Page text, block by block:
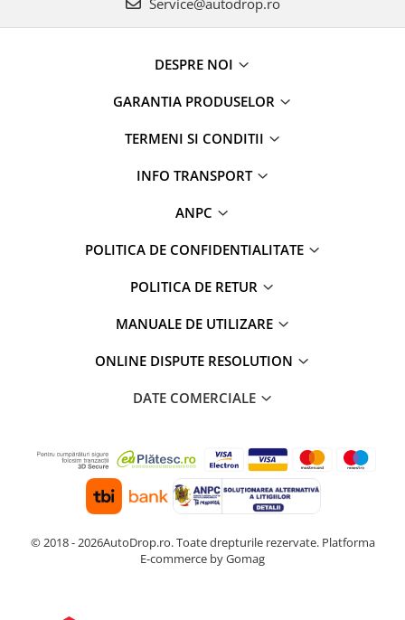
DESPRE NOI
GARANTIA PRODUSELOR
TERMENI SI CONDITII
INFO TRANSPORT
ANPC
POLITICA DE CONFIDENTIALITATE
POLITICA DE RETUR
MANUALE DE UTILIZARE
ONLINE DISPUTE RESOLUTION
DATE COMERCIALE
© 2018 - 2026AutoDrop.ro. Toate drepturile rezervate. Platforma
E-commerce by Gomag